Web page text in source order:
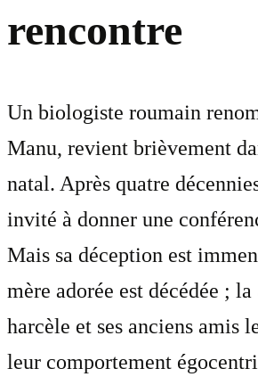
rencontre
Un biologiste roumain
Manu, revient brièvement
natal. Après quatre
invité à donner une
Mais sa déception est
mère adorée est décédée ;
harcèle et ses anciens amis
leur comportement